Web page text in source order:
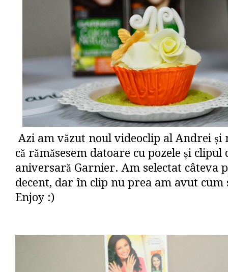
Azi am văzut noul videoclip al Andrei
că rămăsesem datoare cu pozele și clipul
aniversară Garnier. Am selectat câteva
decent, dar în clip nu prea am avut cum
Enjoy :)